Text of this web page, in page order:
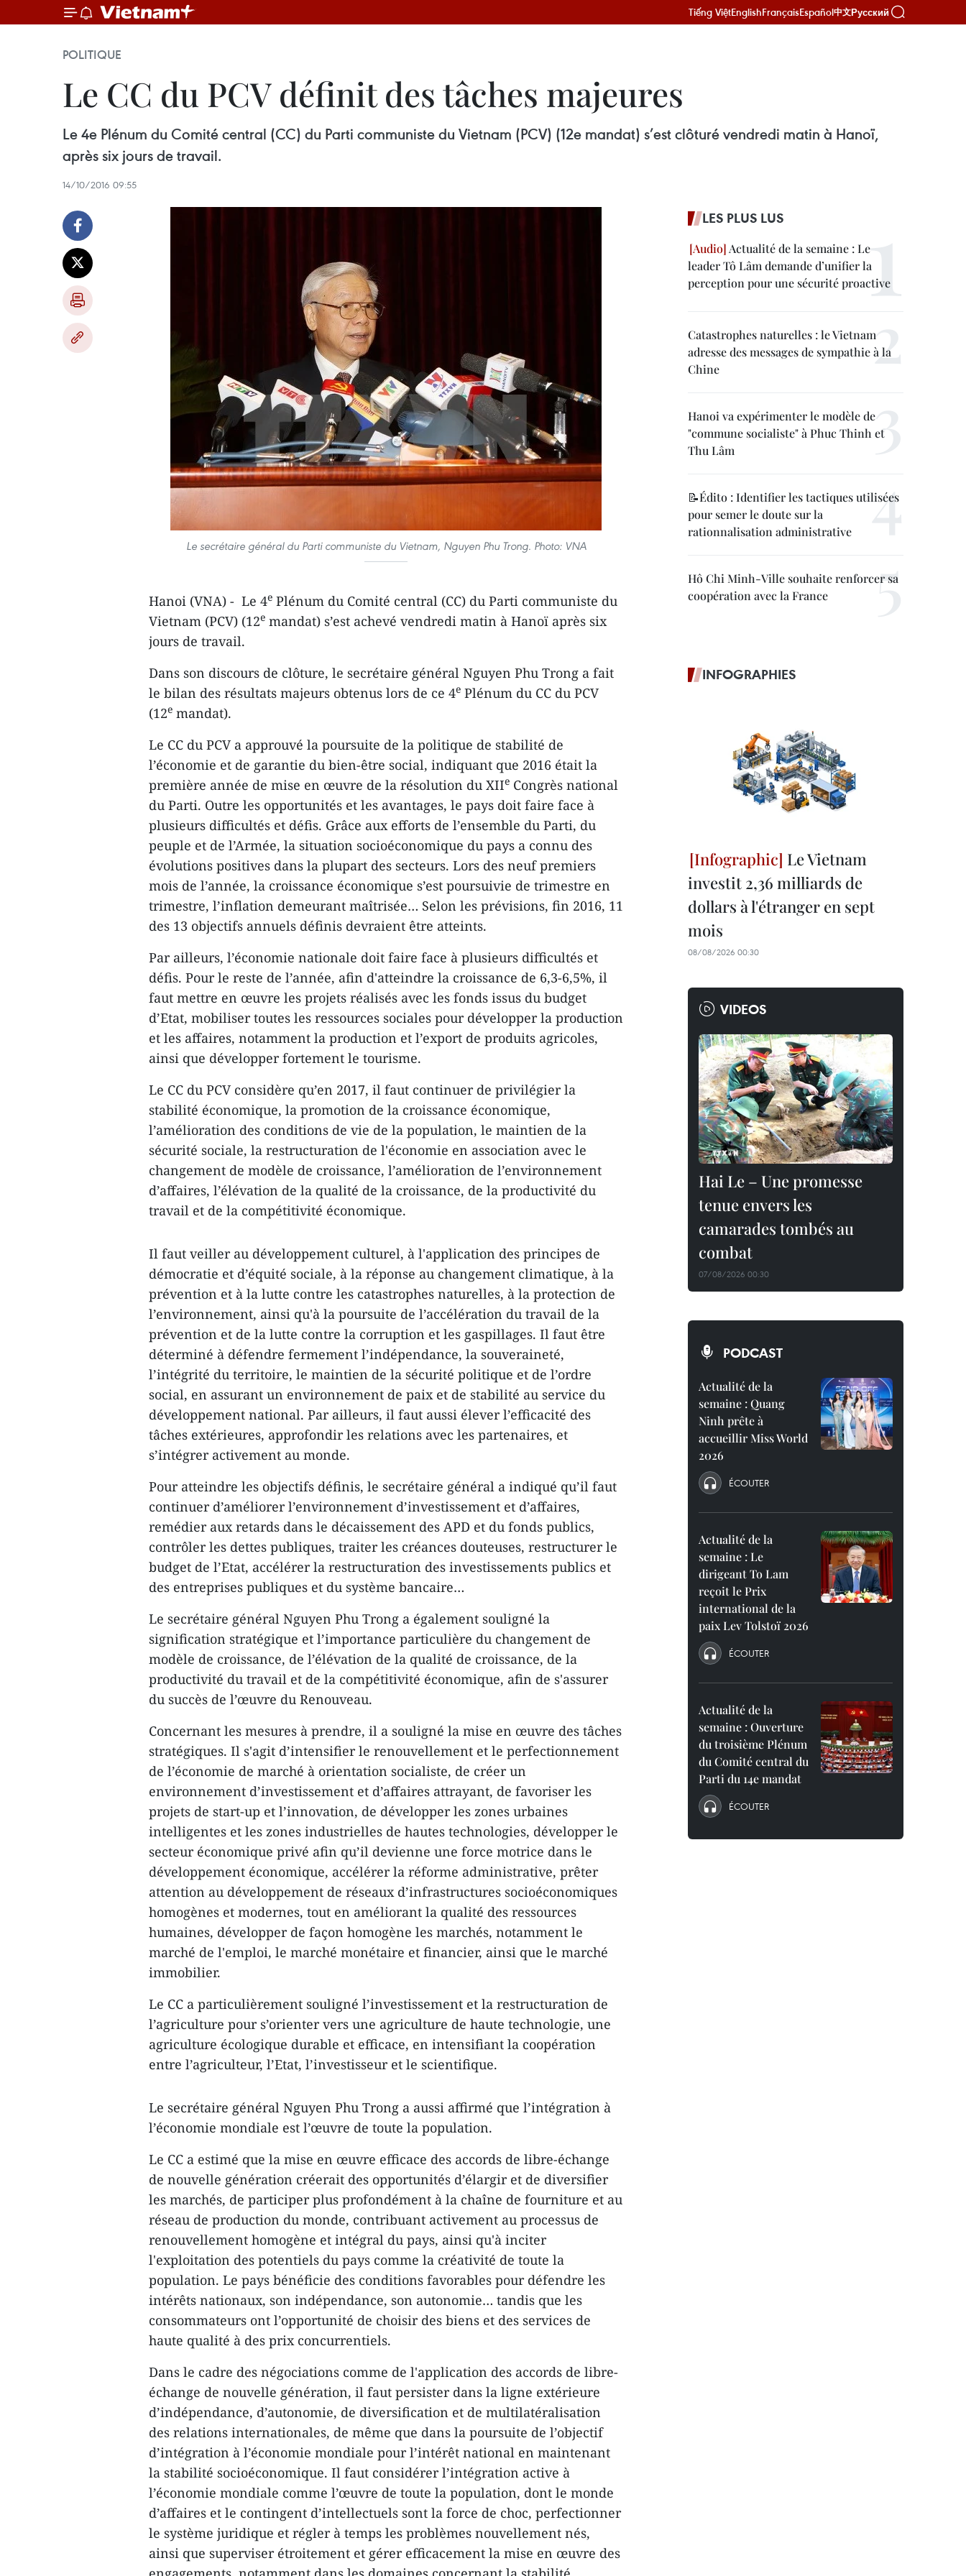
Tiếng ViệtEnglishFrançaisEspañol中文Русский
POLITIQUE
Le CC du PCV définit des tâches majeures
Le 4e Plénum du Comité central (CC) du Parti communiste du Vietnam (PCV) (12e mandat) s’est clôturé vendredi matin à Hanoï,
après six jours de travail.
14/10/2016 09:55
Le secrétaire général du Parti communiste du Vietnam, Nguyen Phu Trong. Photo: VNA
Hanoi (VNA) - Le 4e Plénum du Comité central (CC) du Parti communiste du
Vietnam (PCV) (12e mandat) s’est achevé vendredi matin à Hanoï après six
jours de travail.
Dans son discours de clôture, le secrétaire général Nguyen Phu Trong a fait
le bilan des résultats majeurs obtenus lors de ce 4e Plénum du CC du PCV
(12e mandat).
Le CC du PCV a approuvé la poursuite de la politique de stabilité de
l’économie et de garantie du bien-être social, indiquant que 2016 était la
première année de mise en œuvre de la résolution du XIIe Congrès national
du Parti. Outre les opportunités et les avantages, le pays doit faire face à
plusieurs difficultés et défis. Grâce aux efforts de l’ensemble du Parti, du
peuple et de l’Armée, la situation socioéconomique du pays a connu des
évolutions positives dans la plupart ​des secteurs. ​Lors des neuf premiers
mois de l’année, la croissance économique s’est ​poursuivie de trimestre en
trimestre, l’inflation demeurant maîtrisée… Selon les prévisions, fin 2016, 11
des 13 objectifs annuels définis devraient être atteints.
Par ailleurs, l’économie nationale doit faire face à plusieurs difficultés et
défis. ​Pour le reste de l’année, ​afin d'atteindre la croissance de ​6,3-6,5%, il
faut mettre en œuvre les projets réalisés avec les ​fonds issus du budget
d’Etat, mobiliser toutes les ressources sociales pour développer la production
et les affaires, notamment la production et l’export de produits agricoles,
ainsi que développer fortement le tourisme.
Le CC du PCV ​considère qu’en 2017, il faut continuer de privilégier la
stabilité économique, la promotion de la croissance économique,
l’amélioration ​des conditions de vie de la population, le maintien de la
sécurité sociale, la restructuration de l'économie en association avec le
changement de modèle de croissance, l’amélioration de l’environnement
d’affaires, l’élévation de la qualité de la croissance, de la productivité du
travail et de la compétitivité économique.
Il ​faut veiller au développement culturel, à l'application des principes de
démocratie et d’équité sociale, à la réponse au changement climatique, à la
prévention et à la lutte contre les catastrophes naturelles, à la protection de
l’environnement, ainsi qu'à la poursuite de l’accélération du travail de la
prévention et de la lutte contre la corruption et les gaspillages. Il faut être
déterminé à défendre fermement l’indépendance, la souveraineté,
l’intégrité du territoire, le maintien de la sécurité politique et de l’ordre
social, en assurant un environnement de paix et de stabilité au service du
développement national. Par ailleurs, il ​faut aussi élever l’efficacité d​es
tâches extérieures, approfondir les relations avec les partenaires, et
s’intégrer activement au monde.
Pour atteindre les objectifs définis, le ​secrétaire général a indiqué qu’il faut
continuer d’améliorer l’environnement d’investissement et d’affaires,
remédier aux retards dans le décaissement des APD et du fonds publics,
contrôler les dettes publiques, traiter les créances douteuses, restructurer le
budget de l’Etat, accélérer la restructuration des investissements publics et
des entreprises publiques et du système bancaire…
Le secrétaire général Nguyen Phu Trong a également souligné la
signification stratégique et l’importance particulière du changement de
modèle de croissance, de l’élévation de la qualité de croissance, de la
productivité du travail et de la compétitivité économique, afin de s'assurer
du succès de l’œuvre du Renouveau.
Concernant les mesures à prendre, il a souligné la mise en œuvre des tâches
stratégiques. Il s'agit d’intensifier le renouvellement et le perfectionnement
de l’économie de marché à orientation socialiste, de créer un
environnement d’investissement et d’affaires attrayant, de favoriser les
projets de start-up et l’innovation, de développer les zones urbaines
intelligentes et les zones industrielles de hautes technologies, développer le
secteur économique privé afin qu’il devienne une force motrice dans le
développement économique, accélérer la réforme administrative, prêter
attention au développement de réseaux d’infrastructures socioéconomiques
homogènes et modernes, tout en améliorant la qualité des ressources
humaines, développer de façon homogène les marchés, notamment le
marché de l'emploi, le marché monétaire et financier, ainsi que le marché
immobilier.
Le CC a particulièrement souligné l’investissement et la restructuration de
l’agriculture pour s’orienter vers une agriculture de haute technologie, une
agriculture écologique durable et efficace, en intensifiant la coopération
entre l’agriculteur, l’Etat, l’investisseur et le scientifique.
Le secrétaire général Nguyen Phu Trong a aussi affirmé que l’intégration à
l’économie mondiale est l’œuvre de toute la population.
Le CC a estimé que la mise en œuvre efficace des accords de libre-échange
de nouvelle génération créerait des opportunités d’élargir et de diversifier
les marchés, de participer plus profondément à la chaîne de fourniture et au
réseau de production ​du monde, contribuant activement au processus de
renouvellement homogène et intégral du pays, ainsi qu'à inciter
l'exploitation des potentiels du pays comme la créativité de toute la
population. Le pays bénéficie des conditions favorables pour défendre les
intérêts nationaux, son indépendance, son autonomie… tandis que les
consommateurs ont l’opportunité de choisir des biens et des services de
haute qualité à des prix concurrentiels.
Dans ​le cadre des négociations comme de l'application des accords de libre-
échange de nouvelle génération, il faut persister dans la ligne extérieure
d’indépendance, d’autonomie, de diversification et de multilatéralisation
des relations internationales, de même que dans la poursuite de l’objectif
d’intégration à l’économie mondiale pour l’intérêt national en maintenant
la stabilité socioéconomique. Il faut considérer l’intégration active à
l’économie mondiale comme l’œuvre de toute la population, dont le monde
d’affaires et le contingent d’intellectuels sont la force de choc, perfectionner
le système juridique et régler à temps les problèmes nouvellement nés,
ainsi que superviser étroitement et gérer efficacement la mise en œuvre des
LES PLUS LUS
Actualité de la semaine : Le
leader Tô Lâm demande d’unifier la
perception pour une sécurité proactive
Catastrophes naturelles : le Vietnam
adresse des messages de sympathie à la
Chine
Hanoi va expérimenter le modèle de
"commune socialiste" à Phuc Thinh et
Thu Lâm
📝Édito : Identifier les tactiques utilisées
pour semer le doute sur la
rationnalisation administrative
Hô Chi Minh-Ville souhaite renforcer sa
coopération avec la France
INFOGRAPHIES
Le Vietnam
investit 2,36 milliards de
dollars à l'étranger en sept
mois
08/08/2026 00:30
VIDEOS
Hai Le – Une promesse
tenue envers les
camarades tombés au
combat
07/08/2026 00:30
PODCAST
Actualité de la
semaine : Quang
Ninh prête à
accueillir Miss World
2026
ÉCOUTER
Actualité de la
semaine : Le
dirigeant To Lam
reçoit le Prix
international de la
paix Lev Tolstoï 2026
ÉCOUTER
Actualité de la
semaine : Ouverture
du troisième Plénum
du Comité central du
Parti du 14e mandat
ÉCOUTER